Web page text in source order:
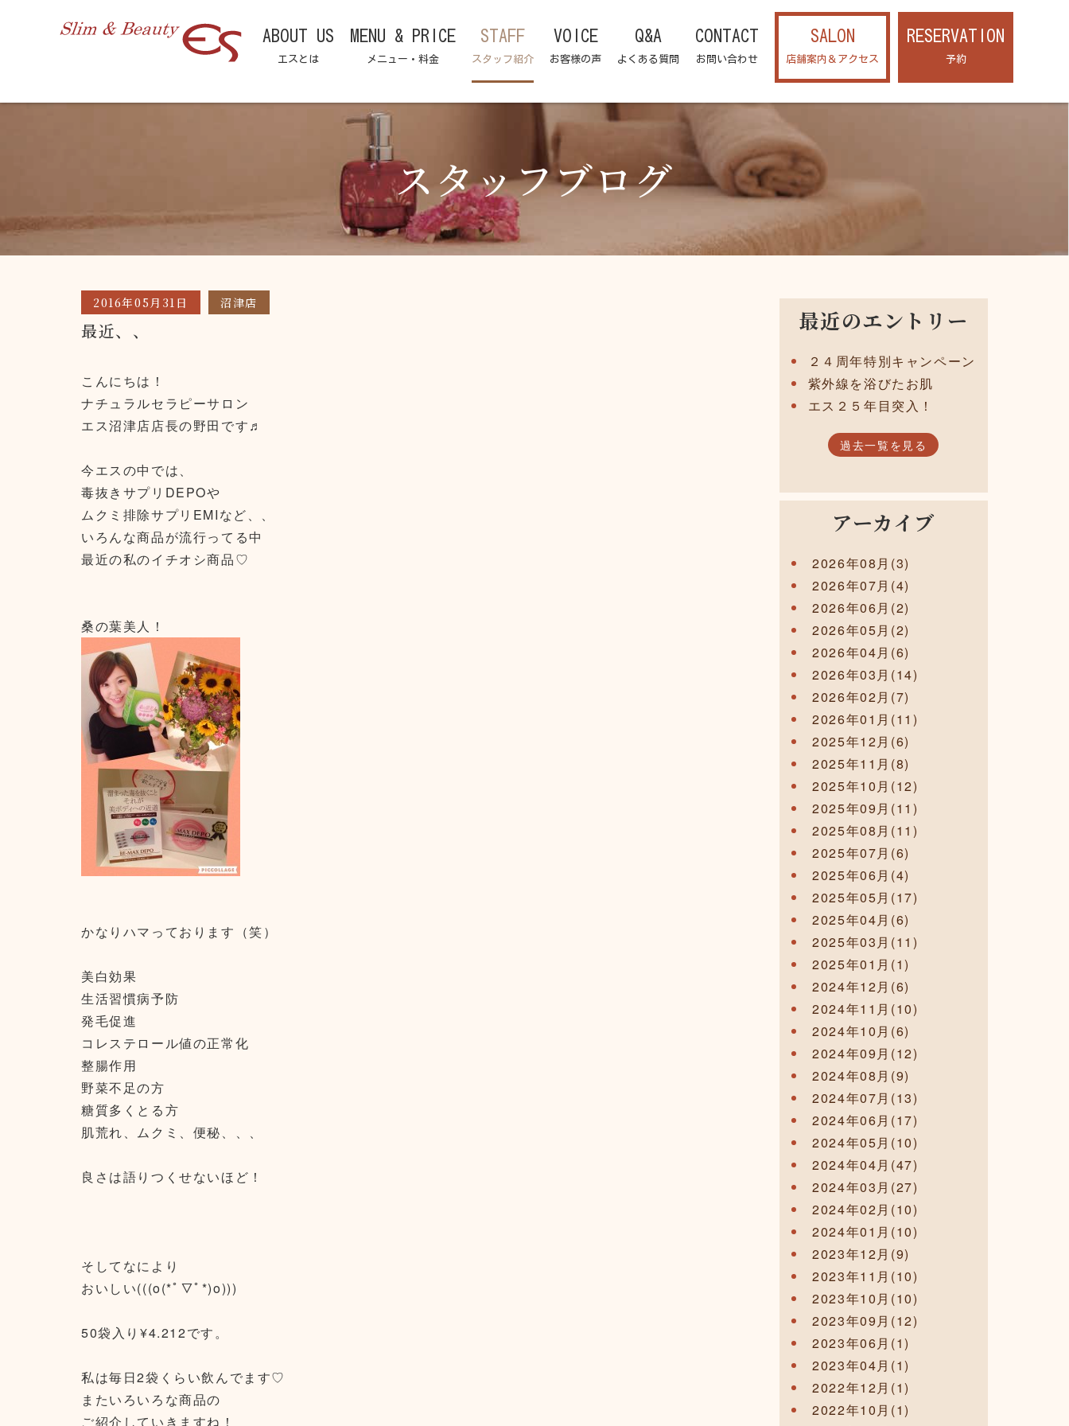
ABOUT US
エスとは
MENU & PRICE
メニュー・料金
STAFF
スタッフ紹介
VOICE
お客様の声
Q&A
よくある質問
CONTACT
お問い合わせ
SALON
店舗案内＆アクセス
RESERVATION
予約
スタッフブログ
2016年05月31日 沼津店
最近、、
こんにちは！
ナチュラルセラピーサロン
エス沼津店店長の野田です♬
今エスの中では、
毒抜きサプリDEPOや
ムクミ排除サプリEMIなど、、
いろんな商品が流行ってる中
最近の私のイチオシ商品♡
桑の葉美人！
かなりハマっております（笑）
美白効果
生活習慣病予防
発毛促進
コレステロール値の正常化
整腸作用
野菜不足の方
糖質多くとる方
肌荒れ、ムクミ、便秘、、、
良さは語りつくせないほど！
そしてなにより
おいしい(((o(*ﾟ▽ﾟ*)o)))
50袋入り¥4.212です。
私は毎日2袋くらい飲んでます♡
またいろいろな商品の
ご紹介していきますね！
最近のエントリー
２４周年特別キャンペーン
紫外線を浴びたお肌
エス２５年目突入！
過去一覧を見る
アーカイブ
2026年08月(3)
2026年07月(4)
2026年06月(2)
2026年05月(2)
2026年04月(6)
2026年03月(14)
2026年02月(7)
2026年01月(11)
2025年12月(6)
2025年11月(8)
2025年10月(12)
2025年09月(11)
2025年08月(11)
2025年07月(6)
2025年06月(4)
2025年05月(17)
2025年04月(6)
2025年03月(11)
2025年01月(1)
2024年12月(6)
2024年11月(10)
2024年10月(6)
2024年09月(12)
2024年08月(9)
2024年07月(13)
2024年06月(17)
2024年05月(10)
2024年04月(47)
2024年03月(27)
2024年02月(10)
2024年01月(10)
2023年12月(9)
2023年11月(10)
2023年10月(10)
2023年09月(12)
2023年06月(1)
2023年04月(1)
2022年12月(1)
2022年10月(1)